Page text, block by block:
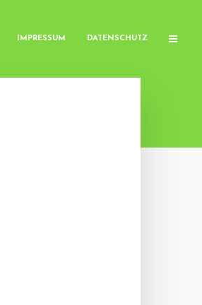
IMPRESSUM DATENSCHUTZ